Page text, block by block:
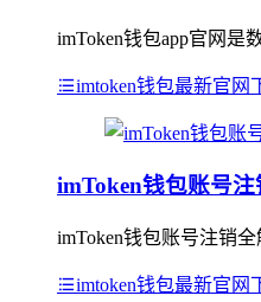
imToken钱包app官网
imtoken钱包最新官网
imToken钱包账号
imToken钱包账号注销
imtoken钱包最新官网